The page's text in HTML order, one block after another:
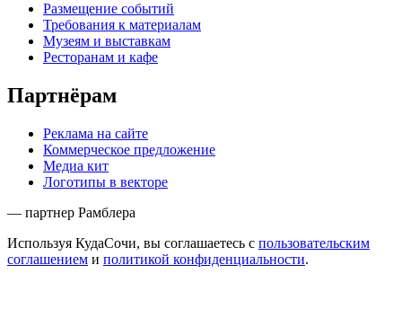
Размещение событий
Требования к материалам
Музеям и выставкам
Ресторанам и кафе
Партнёрам
Реклама на сайте
Коммерческое предложение
Медиа кит
Логотипы в векторе
— партнер Рамблера
Используя КудаСочи, вы соглашаетесь с пользовательским
соглашением и политикой конфиденциальности.